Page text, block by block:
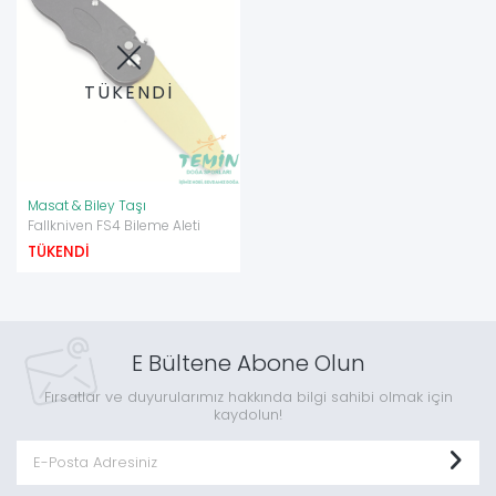
TÜKENDİ
Masat & Biley Taşı
Fallkniven FS4 Bileme Aleti
TÜKENDİ
E Bültene Abone Olun
Fırsatlar ve duyurularımız hakkında bilgi sahibi olmak için
kaydolun!